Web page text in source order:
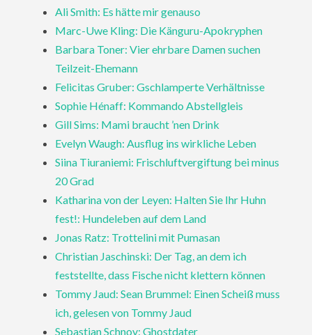
Ali Smith: Es hätte mir genauso
Marc-Uwe Kling: Die Känguru-Apokryphen
Barbara Toner: Vier ehrbare Damen suchen
Teilzeit-Ehemann
Felicitas Gruber: Gschlamperte Verhältnisse
Sophie Hénaff: Kommando Abstellgleis
Gill Sims: Mami braucht ’nen Drink
Evelyn Waugh: Ausflug ins wirkliche Leben
Siina Tiuraniemi: Frischluftvergiftung bei minus
20 Grad
Katharina von der Leyen: Halten Sie Ihr Huhn
fest!: Hundeleben auf dem Land
Jonas Ratz: Trottelini mit Pumasan
Christian Jaschinski: Der Tag, an dem ich
feststellte, dass Fische nicht klettern können
Tommy Jaud: Sean Brummel: Einen Scheiß muss
ich, gelesen von Tommy Jaud
Sebastian Schnoy: Ghostdater